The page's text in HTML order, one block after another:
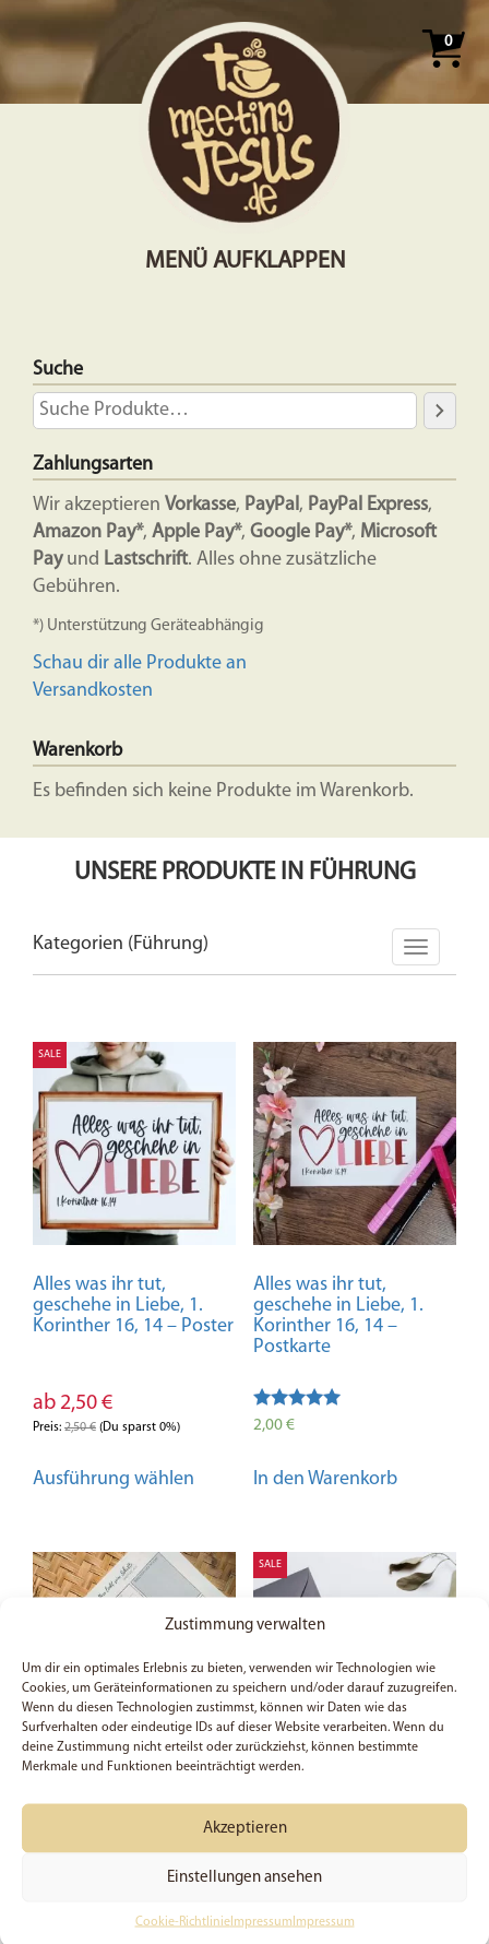
Zustimmung verwalten
Um dir ein optimales Erlebnis zu bieten, verwenden wir Technologien wie
Cookies, um Geräteinformationen zu speichern und/oder darauf zuzugreifen.
Wenn du diesen Technologien zustimmst, können wir Daten wie das
Surfverhalten oder eindeutige IDs auf dieser Website verarbeiten. Wenn du
deine Zustimmung nicht erteilst oder zurückziehst, können bestimmte
Merkmale und Funktionen beeinträchtigt werden.
Akzeptieren
Einstellungen ansehen
Cookie-RichtlinieImpressum Impressum
0
MENÜ AUFKLAPPEN
Suche
Zahlungsarten
Wir akzeptieren Vorkasse, PayPal, PayPal Express,
Amazon Pay*, Apple Pay*, Google Pay*, Microsoft
Payund Lastschrift. Alles ohne zusätzliche
Gebühren.
*) Unterstützung Geräteabhängig
Schau dir alle Produkte an
Versandkosten
Warenkorb
Es befinden sich keine Produkte im Warenkorb.
UNSERE PRODUKTE IN FÜHRUNG
Kategorien (Führung)
SALE
Alles was ihr tut,
geschehe in Liebe, 1.
Korinther 16, 14 – Poster
ab 2,50 €
Preis: 2,50€ (Du sparst 0%)
Ausführung wählen Produkt
Varianten
auf.
Die
können
auf
der
Produktseite
Alles was ihr tut,
geschehe in Liebe, 1.
Korinther 16, 14 –
Postkarte
Bewertet mit
2,00€
In den Warenkorb
Wochenplaner | A4 | 50
Gebetsanliegen | Stille
SALE
halten – Postkarte
1,50€